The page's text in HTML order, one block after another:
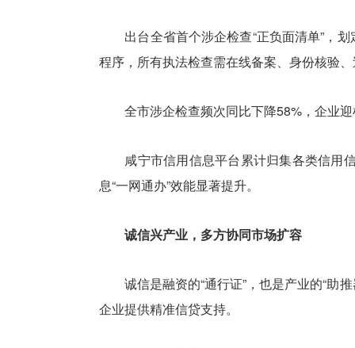
出台全省首个涉企检查“正负面清单”，划
程序，所有执法检查需在线备案、身份核验
全市涉企检查频次同比下降58%，企业迎
咸宁市信用信息平台累计归集各类信用信
息“一网通办”效能显著提升。
诚信兴产业，多方协同市场扩容
诚信是融资的“通行证”，也是产业的“助推
企业提供精准信贷支持。